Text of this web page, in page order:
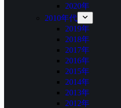
2020年
2010年代
2019年
2018年
2017年
2016年
2015年
2014年
2013年
2012年